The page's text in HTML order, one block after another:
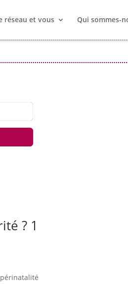
réseau et vous Qui sommes-
? 1